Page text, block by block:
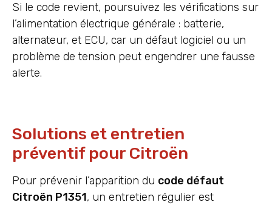
Si le code revient, poursuivez les vérifications sur
l’alimentation électrique générale : batterie,
alternateur, et ECU, car un défaut logiciel ou un
problème de tension peut engendrer une fausse
alerte.
Solutions et entretien
préventif pour Citroën
Pour prévenir l’apparition du code défaut
Citroën P1351, un entretien régulier est